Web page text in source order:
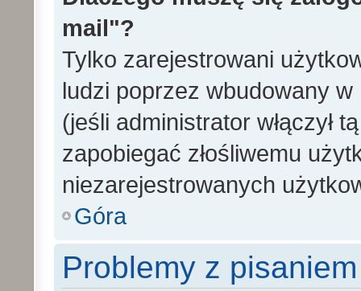
mail"?
Tylko zarejestrowani
ludzi poprzez wbudowany
(jeśli administrator włączył
zapobiegać złośliwemu
niezarejestrowanych
Góra
Problemy z pisaniem